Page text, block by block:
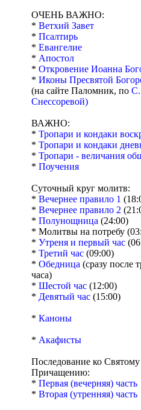
ОЧЕНЬ ВАЖНО:
* Ветхий Завет
* Псалтирь
* Евангелие
* Апостол
* Откровение Иоанна
* Иконы Пресвятой
(на сайте Паломник, по
Снессоревой)
ВАЖНО:
* Тропари и кондаки
* Тропари и кондаки
* Тропари - величания
* Поучения
Суточный круг молитв:
* Вечернее правило 1
* Вечернее правило 2
* Полунощница (24:00)
* Молитвы на потребу
* Утреня и первый час
* Третий час (09:00)
* Обедница (сразу после
часа)
* Шестой час (12:00)
* Девятый час (15:00)
* Каноны
* Акафисты
Последование ко Святому
Причащению:
* Первая (вечерняя) часть
* Вторая (утренняя) часть